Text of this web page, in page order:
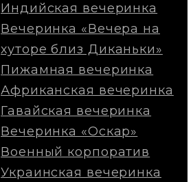
Индийская вечеринка
Вечеринка «Вечера на
хуторе близ Диканьки»
Пижамная вечеринка
Африканская вечеринка
Гавайская вечеринка
Вечеринка «Оскар»
Военный корпоратив
Украинская вечеринка